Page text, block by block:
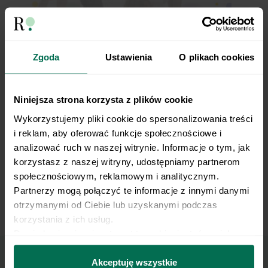
Zgoda Ustawienia O plikach cookies
Niniejsza strona korzysta z plików cookie
Wykorzystujemy pliki cookie do spersonalizowania treści
i reklam, aby oferować funkcje społecznościowe i
analizować ruch w naszej witrynie. Informacje o tym, jak
korzystasz z naszej witryny, udostępniamy partnerom
społecznościowym, reklamowym i analitycznym.
Partnerzy mogą połączyć te informacje z innymi danymi
otrzymanymi od Ciebie lub uzyskanymi podczas
korzystania z ich usług.
można się z nami skontaktować i w jaki sposób
przetwarzamy dane osobowe w ramach
Akceptuję wszystkie
Spacer rękami do podporu (z pomocą kolan)
Brzuszek w kołysce